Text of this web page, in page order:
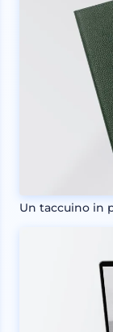
Un taccuino in